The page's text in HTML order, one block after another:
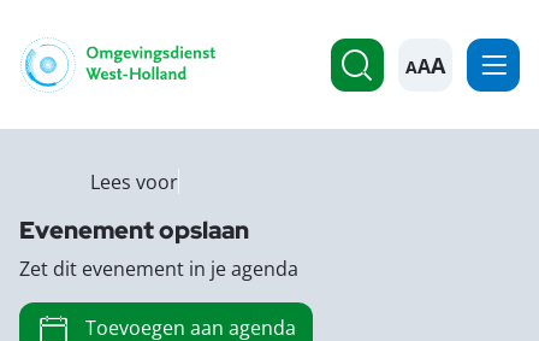
A
Lees voor
Evenement opslaan
Zet dit evenement in je agenda
Toevoegen aan agenda